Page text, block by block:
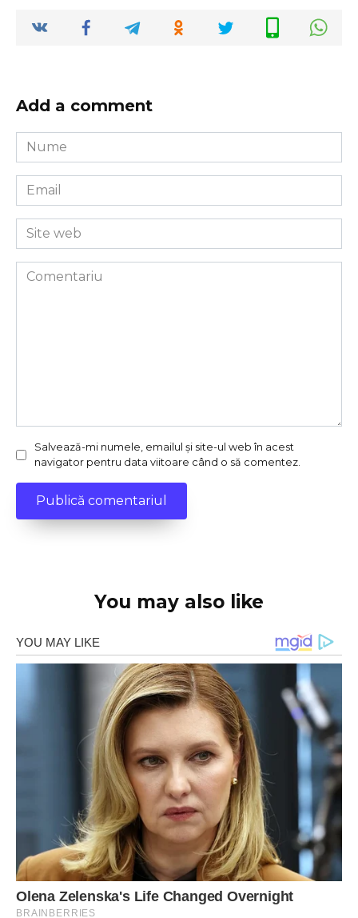
Add a comment
Nume
*
Email
*
Site
web
Comentariu
Salvează-mi numele, emailul și site-ul web în acest
navigator pentru data viitoare când o să comentez.
You may also like